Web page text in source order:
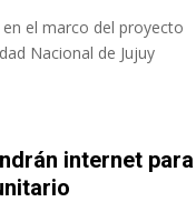
el marco del proyecto
Nacional de Jujuy
internet para